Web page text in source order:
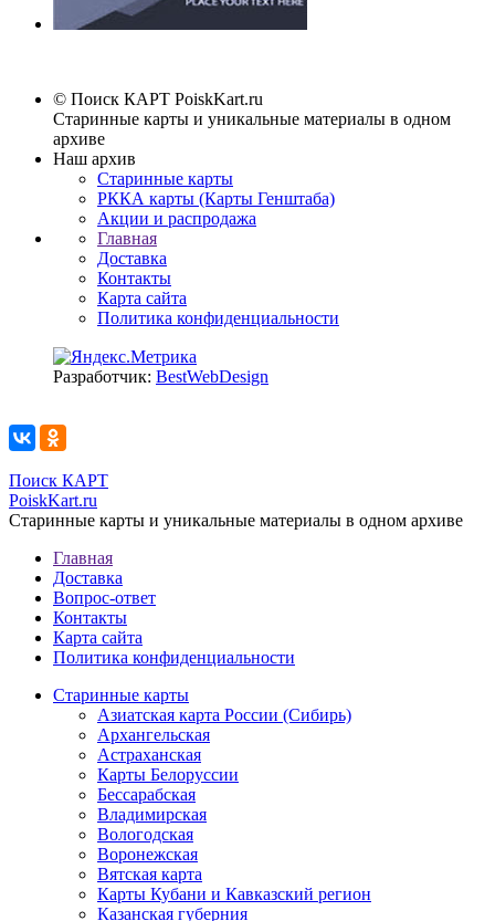
© Поиск КАРТ PoiskKart.ru
Старинные карты и уникальные материалы в одном
архиве
Наш архив
Старинные карты
РККА карты (Карты Генштаба)
Акции и распродажа
Главная
Доставка
Контакты
Карта сайта
Политика конфиденциальности
Разработчик: BestWebDesign
Поиск КАРТ
PoiskKart.ru
Старинные карты и уникальные материалы в одном архиве
Главная
Доставка
Вопрос-ответ
Контакты
Карта сайта
Политика конфиденциальности
Старинные карты
Азиатская карта России (Сибирь)
Архангельская
Астраханская
Карты Белоруссии
Бессарабская
Владимирская
Вологодская
Воронежская
Вятская карта
Карты Кубани и Кавказский регион
Казанская губерния